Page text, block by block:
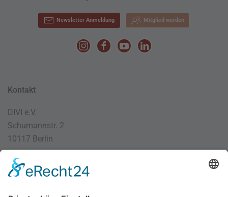
Newsletter Anmeldung Mitglied werden
Kontakt
DIVI e.V.
Schumannstr. 2
10117 Berlin
030 / 4000 56 32